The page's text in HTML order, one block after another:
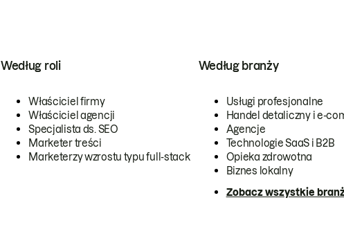
Według roli
Właściciel firmy
Właściciel agencji
Specjalista ds. SEO
Marketer treści
Marketerzy wzrostu typu full-stack
Według branży
Usługi profesjonalne
Handel detaliczny i e-
Agencje
Technologie SaaS i B2B
Opieka zdrowotna
Biznes lokalny
Zobacz wszystkie